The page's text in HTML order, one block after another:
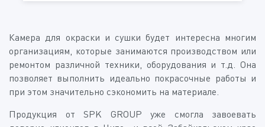
Камера для окраски и сушки будет интересна многим
организациям, которые занимаются производством или
ремонтом различной техники, оборудования и т.д. Она
позволяет выполнить идеально покрасочные работы и
при этом значительно сэкономить на материале.
Продукция от SPK GROUP уже смогла завоевать